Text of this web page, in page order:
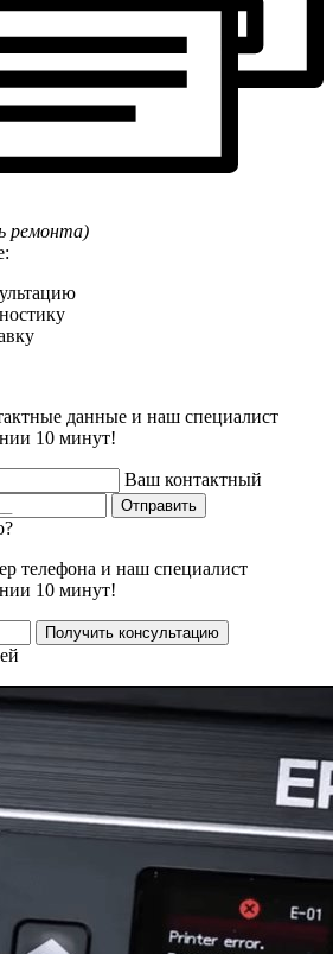
ремонта)
данные и наш специалист
10 минут!
Ваш контактный
Отправить
телефона и наш специалист
10 минут!
Получить консультацию